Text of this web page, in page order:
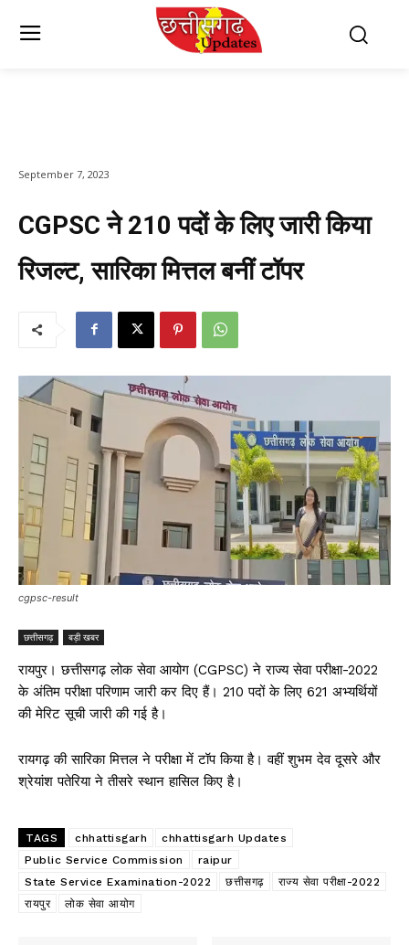
September 7, 2023
CGPSC ने 210 पदों के लिए जारी किया
रिजल्ट, सारिका मित्तल बनीं टॉपर
cgpsc-result
छत्तीसगढ़ बड़ी खबर
रायपुर। छत्तीसगढ़ लोक सेवा आयोग (CGPSC) ने राज्य सेवा परीक्षा-2022
के अंतिम परीक्षा परिणाम जारी कर दिए हैं। 210 पदों के लिए 621 अभ्यर्थियों
की मेरिट सूची जारी की गई है।
रायगढ़ की सारिका मित्तल ने परीक्षा में टॉप किया है। वहीं शुभम देव दूसरे और
श्रेयांश पतेरिया ने तीसरे स्थान हासिल किए है।
TAGS chhattisgarh
chhattisgarh Updates
Public Service Commission
raipur
State Service Examination-2022
छत्तीसगढ़
राज्य सेवा परीक्षा-2022
रायपुर
लोक सेवा आयोग